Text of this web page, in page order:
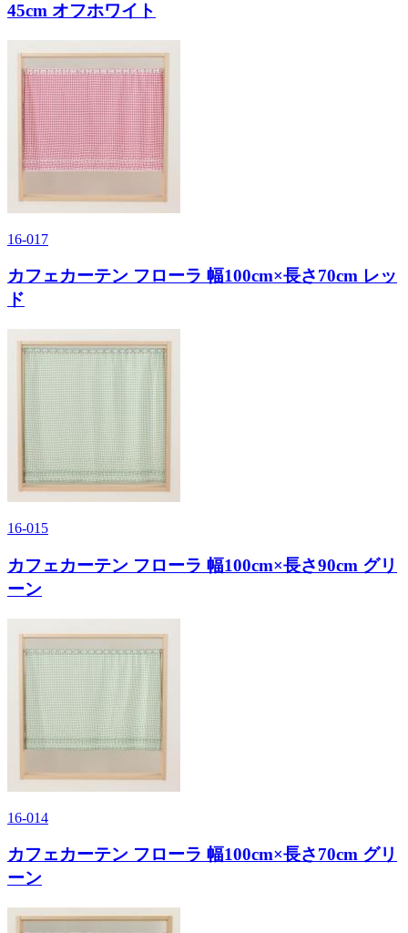
45cm オフホワイト
16-017
カフェカーテン フローラ 幅100cm×長さ70cm レッ
ド
16-015
カフェカーテン フローラ 幅100cm×長さ90cm グリ
ーン
16-014
カフェカーテン フローラ 幅100cm×長さ70cm グリ
ーン